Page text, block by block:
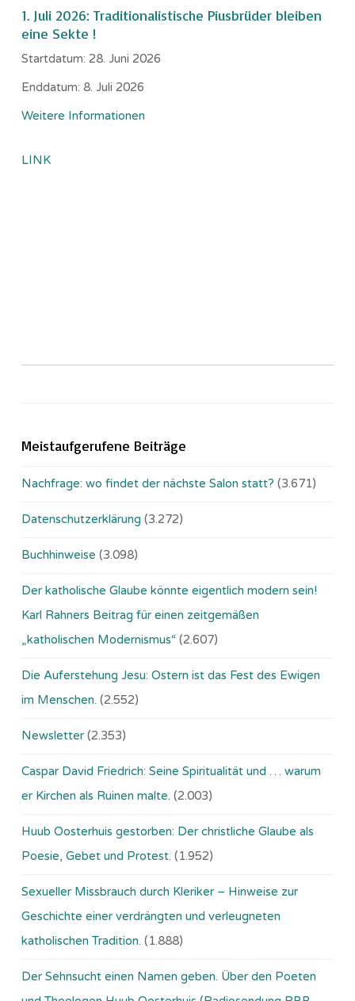
1. Juli 2026: Traditionalistische Piusbrüder bleiben
eine Sekte !
Startdatum: 28. Juni 2026
Enddatum: 8. Juli 2026
Weitere Informationen
LINK
Meistaufgerufene Beiträge
Nachfrage: wo findet der nächste Salon statt? (3.671)
Datenschutzerklärung (3.272)
Buchhinweise (3.098)
Der katholische Glaube könnte eigentlich modern sein!
Karl Rahners Beitrag für einen zeitgemäßen
„katholischen Modernismus“ (2.607)
Die Auferstehung Jesu: Ostern ist das Fest des Ewigen
im Menschen. (2.552)
Newsletter (2.353)
Caspar David Friedrich: Seine Spiritualität und … warum
er Kirchen als Ruinen malte. (2.003)
Huub Oosterhuis gestorben: Der christliche Glaube als
Poesie, Gebet und Protest. (1.952)
Sexueller Missbrauch durch Kleriker – Hinweise zur
Geschichte einer verdrängten und verleugneten
katholischen Tradition. (1.888)
Der Sehnsucht einen Namen geben. Über den Poeten